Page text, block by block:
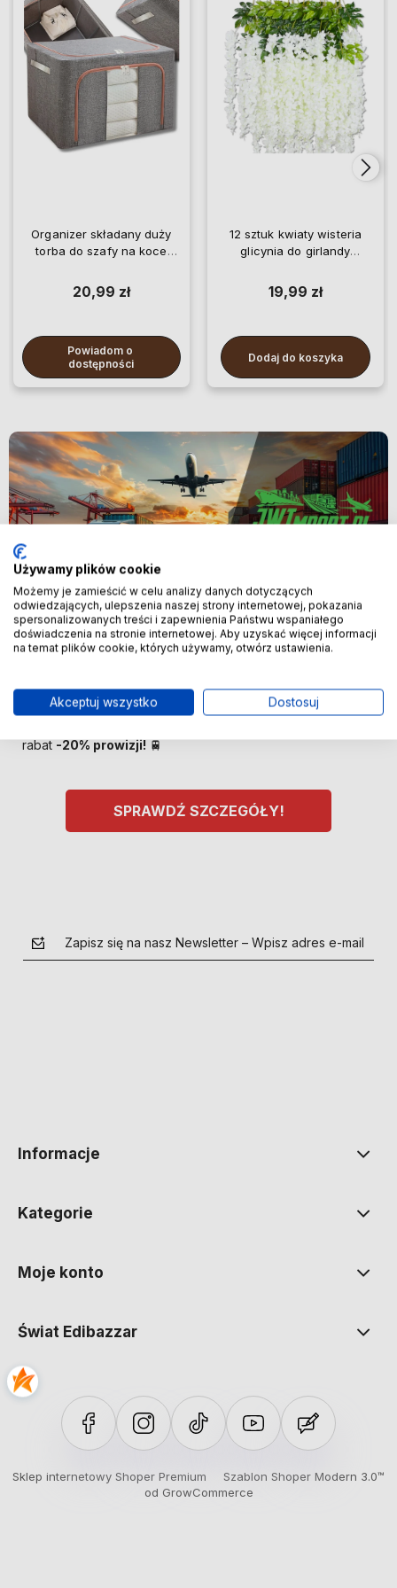
Organizer składany duży
torba do szafy na koce
20,99 zł
Powiadom o
dostępności
12 sztuk kwiaty wisteria
glicynia do girlandy
19,99 zł
Dodaj do koszyka
Nowość
🚢 Bezpośredni import z Chin –
rabat -20% prowizji! 🚆
SPRAWDŹ SZCZEGÓŁY!
Zapisz się na nasz Newsletter – Wpisz adres e-mail
Informacje
Kategorie
Moje konto
Świat Edibazzar
Sklep internetowy Shoper Premium
Szablon Shoper Modern 3.0™
od GrowCommerce
Używamy plików cookie
Możemy je zamieścić w celu analizy danych dotyczących
odwiedzających, ulepszenia naszej strony internetowej, pokazania
spersonalizowanych treści i zapewnienia Państwu wspaniałego
doświadczenia na stronie internetowej. Aby uzyskać więcej informacji
na temat plików cookie, których używamy, otwórz ustawienia.
Akceptuj wszystko Dostosuj